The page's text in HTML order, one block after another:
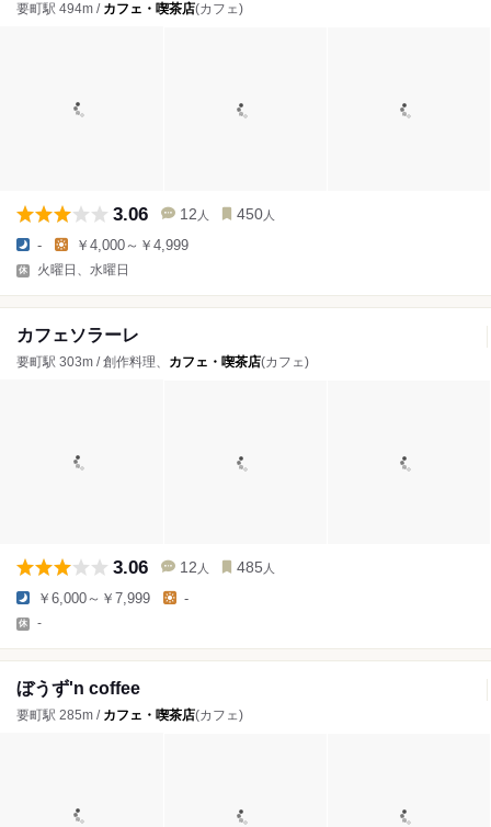
要町駅 494m / カフェ・喫茶店(カフェ)
3.06 12 人 450 人
- ￥4,000～￥4,999
火曜日、水曜日
カフェソラーレ
要町駅 303m / 創作料理、 カフェ・喫茶店(カフェ)
3.06 12 人 485 人
￥6,000～￥7,999 -
-
ぼうず'n coffee
要町駅 285m / カフェ・喫茶店(カフェ)